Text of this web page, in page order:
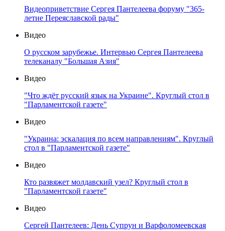
Видеоприветствие Сергея Пантелеева форуму "365-
летие Переяславской рады"
Видео
О русском зарубежье. Интервью Сергея Пантелеева
телеканалу "Большая Азия"
Видео
"Что ждёт русский язык на Украине". Круглый стол в
"Парламентской газете"
Видео
"Украина: эскалация по всем направлениям". Круглый
стол в "Парламентской газете"
Видео
Кто развяжет молдавский узел? Круглый стол в
"Парламентской газете"
Видео
Сергей Пантелеев: День Супрун и Варфоломеевская